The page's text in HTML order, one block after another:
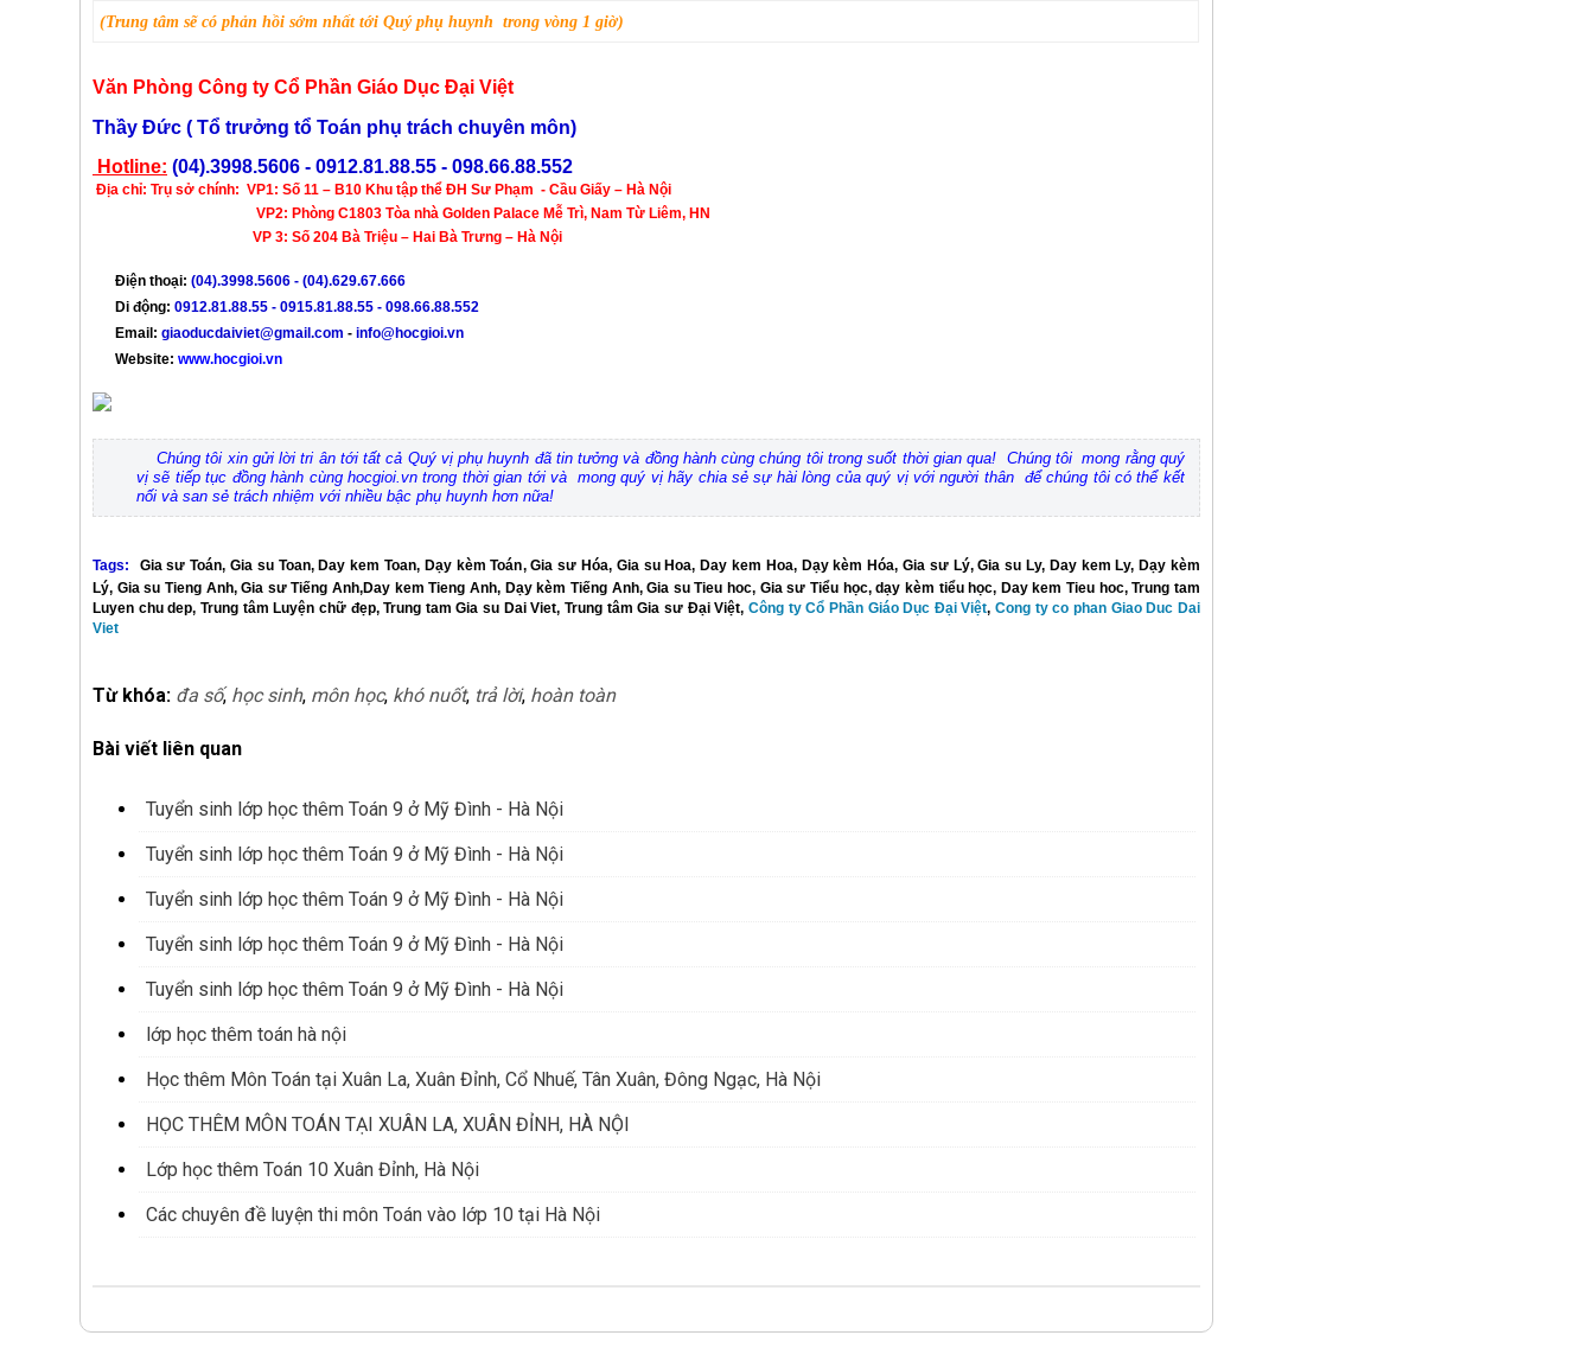
(Trung tâm sẽ có phản hồi sớm nhất tới Quý phụ huynh trong vòng 1 giờ)
Văn Phòng Công ty Cổ Phần Giáo Dục Đại Việt
Thầy Đức ( Tổ trưởng tổ Toán phụ trách chuyên môn)
Hotline: (04).3998.5606 - 0912.81.88.55 - 098.66.88.552
Địa chỉ: Trụ sở chính: VP1: Số 11 – B10 Khu tập thể ĐH Sư Phạm - Cầu Giấy – Hà Nội
VP2: Phòng C1803 Tòa nhà Golden Palace Mễ Trì, Nam Từ Liêm, HN
VP 3: Số 204 Bà Triệu – Hai Bà Trưng – Hà Nội
Điện thoại: (04).3998.5606 - (04).629.67.666
Di động: 0912.81.88.55 - 0915.81.88.55 - 098.66.88.552
Email: giaoducdaiviet@gmail.com - info@hocgioi.vn
Website: www.hocgioi.vn
Chúng tôi xin gửi lời tri ân tới tất cả Quý vị phụ huynh đã tin tưởng và đồng hành cùng chúng tôi trong suốt thời gian qua! Chúng tôi mong rằng quý
vị sẽ tiếp tục đồng hành cùng hocgioi.vn trong thời gian tới và mong quý vị hãy chia sẻ sự hài lòng của quý vị với người thân để chúng tôi có thể kết
nối và san sẻ trách nhiệm với nhiều bậc phụ huynh hơn nữa!
Tags: Gia sư Toán,Gia su Toan, Day kem Toan, Dạy kèm Toán,Gia sư Hóa, Gia su Hoa, Day kem Hoa, Dạy kèm Hóa, Gia sư Lý,Gia su Ly, Day kem Ly, Dạy kèm
Lý, Gia su Tieng Anh,Gia sư Tiếng Anh,Day kem Tieng Anh, Dạy kèm Tiếng Anh,Gia su Tieu hoc, Gia sư Tiểu học,dạy kèm tiểu học, Day kem Tieu hoc,Trung tam
Luyen chu dep, Trung tâm Luyện chữ đẹp,Trung tam Gia su Dai Viet,Trung tâm Gia sư Đại Việt, Công ty Cổ Phần Giáo Dục Đại Việt, Cong ty co phan Giao Duc Dai
Viet
Từ khóa: đa số, học sinh, môn học, khó nuốt, trả lời, hoàn toàn
Bài viết liên quan
Tuyển sinh lớp học thêm Toán 9 ở Mỹ Đình - Hà Nội
Tuyển sinh lớp học thêm Toán 9 ở Mỹ Đình - Hà Nội
Tuyển sinh lớp học thêm Toán 9 ở Mỹ Đình - Hà Nội
Tuyển sinh lớp học thêm Toán 9 ở Mỹ Đình - Hà Nội
Tuyển sinh lớp học thêm Toán 9 ở Mỹ Đình - Hà Nội
lớp học thêm toán hà nội
Học thêm Môn Toán tại Xuân La, Xuân Đỉnh, Cổ Nhuế, Tân Xuân, Đông Ngạc, Hà Nội
HỌC THÊM MÔN TOÁN TẠI XUÂN LA, XUÂN ĐỈNH, HÀ NỘI
Lớp học thêm Toán 10 Xuân Đỉnh, Hà Nội
Các chuyên đề luyện thi môn Toán vào lớp 10 tại Hà Nội